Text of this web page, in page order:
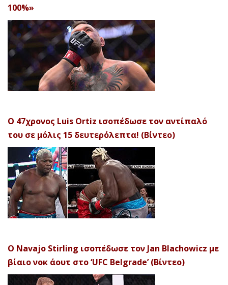
100%»
Ο 47χρονος Luis Ortiz ισοπέδωσε τον αντίπαλό
του σε μόλις 15 δευτερόλεπτα! (Βίντεο)
Ο Navajo Stirling ισοπέδωσε τον Jan Blachowicz με
βίαιο νοκ άουτ στο ‘UFC Belgrade’ (Βίντεο)